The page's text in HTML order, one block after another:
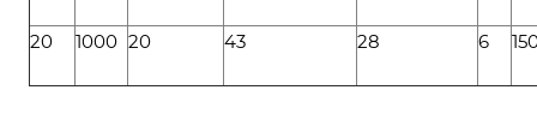
20 1000 20 43 28 6